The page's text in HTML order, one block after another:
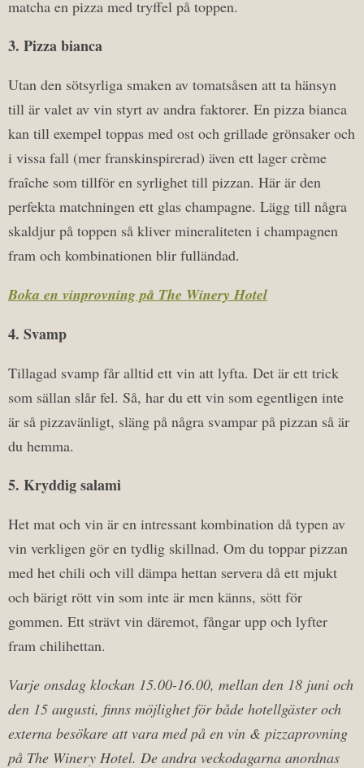
matcha en pizza med tryffel på toppen.
3. Pizza bianca
Utan den sötsyrliga smaken av tomatsåsen att ta hänsyn
till är valet av vin styrt av andra faktorer. En pizza bianca
kan till exempel toppas med ost och grillade grönsaker och
i vissa fall (mer franskinspirerad) även ett lager crème
fraîche som tillför en syrlighet till pizzan. Här är den
perfekta matchningen ett glas champagne. Lägg till några
skaldjur på toppen så kliver mineraliteten i champagnen
fram och kombinationen blir fulländad.
Boka en vinprovning på The Winery Hotel
4. Svamp
Tillagad svamp får alltid ett vin att lyfta. Det är ett trick
som sällan slår fel. Så, har du ett vin som egentligen inte
är så pizzavänligt, släng på några svampar på pizzan så är
du hemma.
5. Kryddig salami
Het mat och vin är en intressant kombination då typen av
vin verkligen gör en tydlig skillnad. Om du toppar pizzan
med het chili och vill dämpa hettan servera då ett mjukt
och bärigt rött vin som inte är men känns, sött för
gommen. Ett strävt vin däremot, fångar upp och lyfter
fram chilihettan.
Varje onsdag klockan 15.00-16.00, mellan den 18 juni och
den 15 augusti, finns möjlighet för både hotellgäster och
externa besökare att vara med på en vin & pizzaprovning
på The Winery Hotel. De andra veckodagarna anordnas